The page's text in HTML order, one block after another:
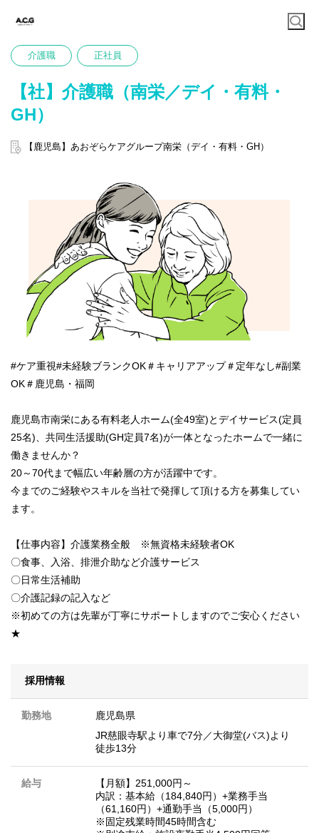
介護職 正社員
【社】介護職（南栄／デイ・有料・
GH）
【鹿児島】あおぞらケアグループ南栄（デイ・有料・GH）
#ケア重視#未経験ブランクOK＃キャリアアップ＃定年なし#副業
OK＃鹿児島・福岡
鹿児島市南栄にある有料老人ホーム(全49室)とデイサービス(定員
25名)、共同生活援助(GH定員7名)が一体となったホームで一緒に
働きませんか？
20～70代まで幅広い年齢層の方が活躍中です。
今までのご経験やスキルを当社で発揮して頂ける方を募集してい
ます。
【仕事内容】介護業務全般 ※無資格未経験者OK
〇食事、入浴、排泄介助など介護サービス
〇日常生活補助
〇介護記録の記入など
※初めての方は先輩が丁寧にサポートしますのでご安心ください
★
採用情報
勤務地
鹿児島県
JR慈眼寺駅より車で7分／大御堂(バス)より
徒歩13分
給与
【月額】251,000円～
内訳：基本給（184,840円）+業務手当
（61,160円）+通勤手当（5,000円）
※固定残業時間45時間含む